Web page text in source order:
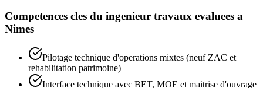
Competences cles du ingenieur travaux evaluees a
Nimes
Pilotage technique d'operations mixtes (neuf ZAC et
rehabilitation patrimoine)
Interface technique avec BET, MOE et maitrise d'ouvrage